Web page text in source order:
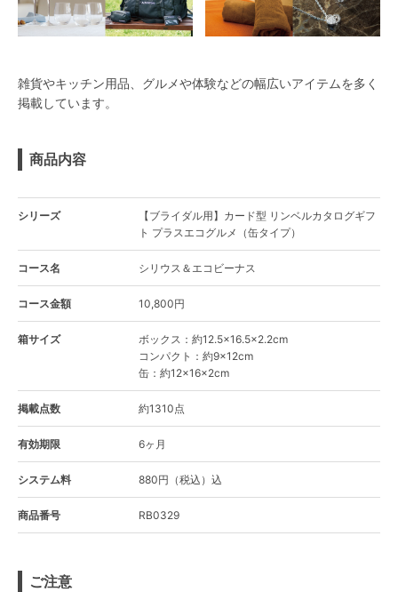
雑貨やキッチン用品、グルメや体験などの幅広いアイテムを多く
掲載しています。
商品内容
シリーズ
【ブライダル用】カード型 リンベルカタログギフ
ト プラスエコグルメ（缶タイプ）
コース名 シリウス＆エコビーナス
コース金額 10,800円
箱サイズ
ボックス：約12.5×16.5×2.2cm
コンパクト：約9×12cm
缶：約12×16×2cm
掲載点数 約1310点
有効期限 6ヶ月
システム料 880円（税込）込
商品番号 RB0329
ご注意